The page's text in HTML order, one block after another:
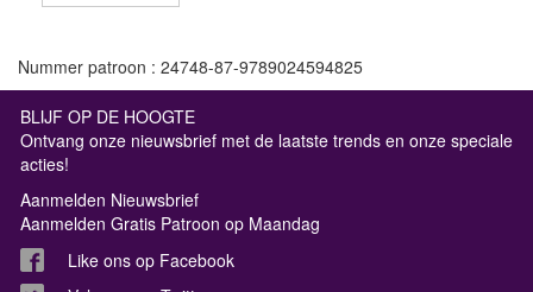
Nummer patroon : 24748-87-9789024594825
BLIJF OP DE HOOGTE
Ontvang onze nieuwsbrief met de laatste trends en onze speciale
acties!
Aanmelden Nieuwsbrief
Aanmelden Gratis Patroon op Maandag
Like ons op Facebook